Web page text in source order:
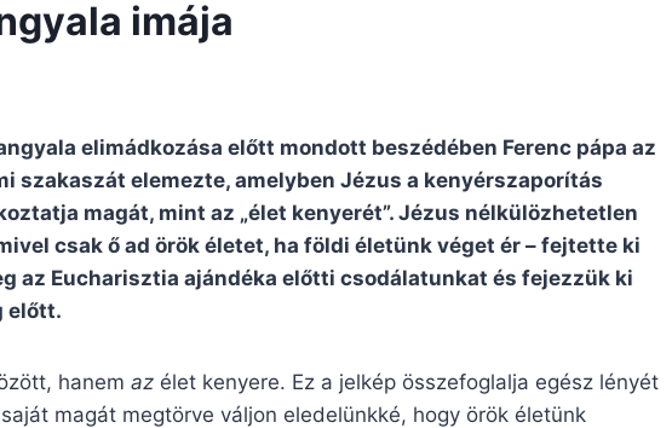
imája
elimádkozása előtt mondott beszédében Ferenc pápa az
szakaszát elemezte, amelyben Jézus a kenyérszaporítás
magát, mint az „élet kenyerét”. Jézus nélkülözhetetlen
csak ő ad örök életet, ha földi életünk véget ér – fejtette ki
az Eucharisztia ajándéka előtti csodálatunkat és fejezzük ki
előtt.
hanem az élet kenyere. Ez a jelkép összefoglalja egész lényét
magát megtörve váljon eledelünkké, hogy örök életünk